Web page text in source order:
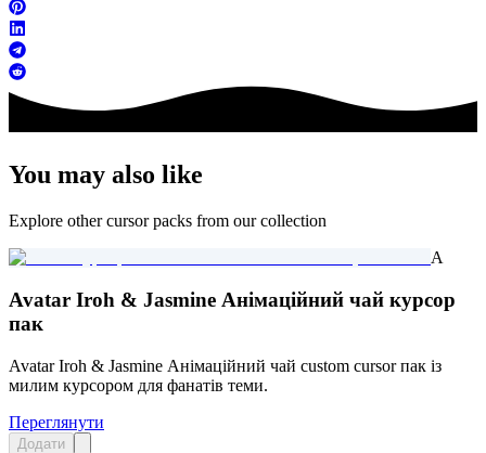
You may also like
Explore other cursor packs from our collection
A
Avatar Iroh & Jasmine Анімаційний чай курсор
пак
Avatar Iroh & Jasmine Анімаційний чай custom cursor пак із
милим курсором для фанатів теми.
Переглянути
Додати